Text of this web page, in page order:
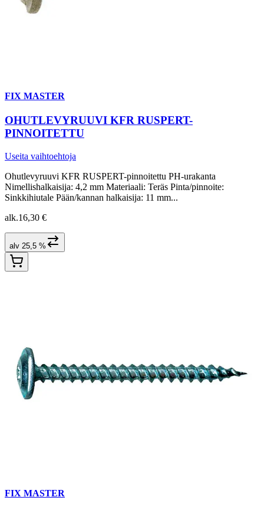
FIX MASTER
OHUTLEVYRUUVI KFR RUSPERT-
PINNOITETTU
Useita vaihtoehtoja
Ohutlevyruuvi KFR RUSPERT-pinnoitettu PH-urakanta
Nimellishalkaisija: 4,2 mm Materiaali: Teräs Pinta/pinnoite:
Sinkkihiutale Pään/kannan halkaisija: 11 mm...
alk.16,30 €
alv 25,5 %
FIX MASTER